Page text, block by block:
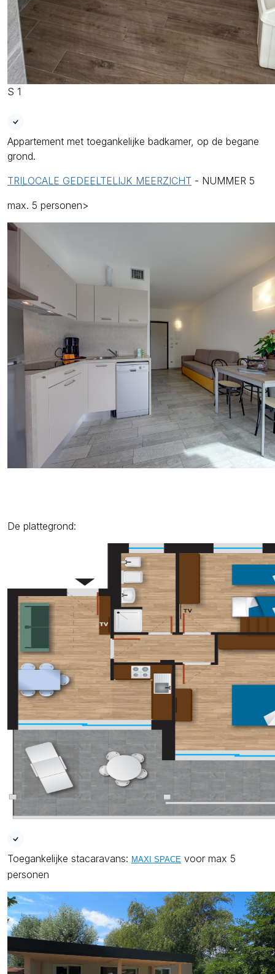
S 1
Appartement met toegankelijke badkamer, op de begane
grond.
TRILOCALE GEDEELTELIJK MEERZICHT - NUMMER 5
max. 5 personen>
De plattegrond:
Toegankelijke stacaravans: MAXI SPACE voor max 5
personen